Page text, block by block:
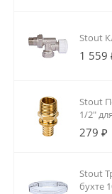
Stout
1 559
Stout
1/2"
279 ₽
Stout
бухте